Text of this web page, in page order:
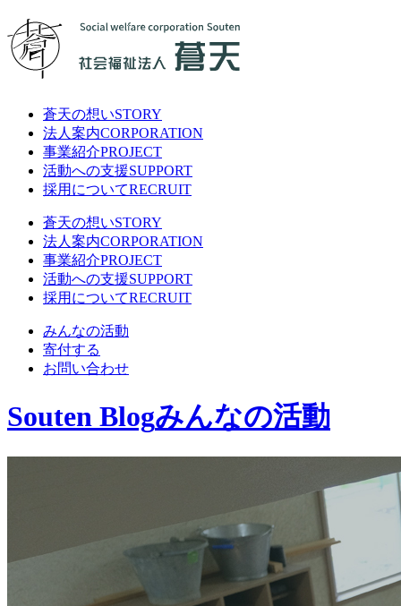
蒼天の想いSTORY
法人案内CORPORATION
事業紹介PROJECT
活動への支援SUPPORT
採用についてRECRUIT
蒼天の想いSTORY
法人案内CORPORATION
事業紹介PROJECT
活動への支援SUPPORT
採用についてRECRUIT
みんなの活動
寄付する
お問い合わせ
Souten Blogみんなの活動